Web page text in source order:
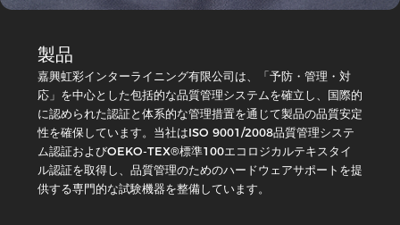
製品
嘉興虹彩インターライニング有限公司は、「予防・管理・対
応」を中心とした包括的な品質管理システムを確立し、国際的
に認められた認証と体系的な管理措置を通じて製品の品質安定
性を確保しています。当社はISO 9001/2008品質管理システ
ム認証およびOEKO-TEX®標準100エコロジカルテキスタイ
ル認証を取得し、品質管理のためのハードウェアサポートを提
供する専門的な試験機器を整備しています。
ー
シ
テ
不
織
り
シ
リ
ー
ズ
特
対
PU
別
イ
ン
タ
ラ
イ
ニ